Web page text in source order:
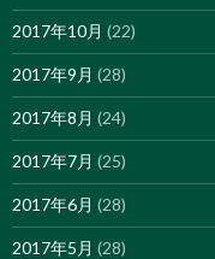
2017年10月 (22)
2017年9月 (28)
2017年8月 (24)
2017年7月 (25)
2017年6月 (28)
2017年5月 (28)